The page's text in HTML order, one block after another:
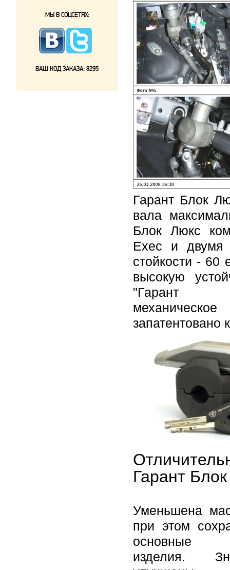
Гарант Блок
вала
Блок Люкс
Exec и двумя
стойкости - 60
высокую
запатентовано
Гарант
Уменьшена
при этом
основные
изделия.
МЫ В СОЦСЕТЯХ:
ВАШ КОД ЗАКАЗА: 8295